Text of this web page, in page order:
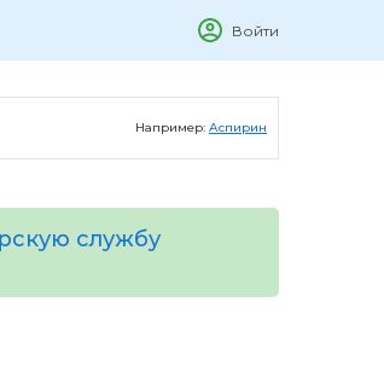
Войти
Например: Аспирин
службу